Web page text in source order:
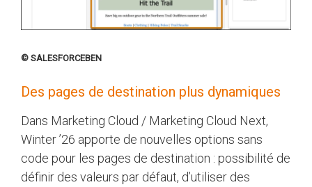
© SALESFORCEBEN
Des pages de destination plus dynamiques
Dans Marketing Cloud / Marketing Cloud Next,
Winter ’26 apporte de nouvelles options sans
code pour les pages de destination : possibilité de
définir des valeurs par défaut, d’utiliser des